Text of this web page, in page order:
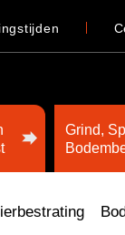
Grind,